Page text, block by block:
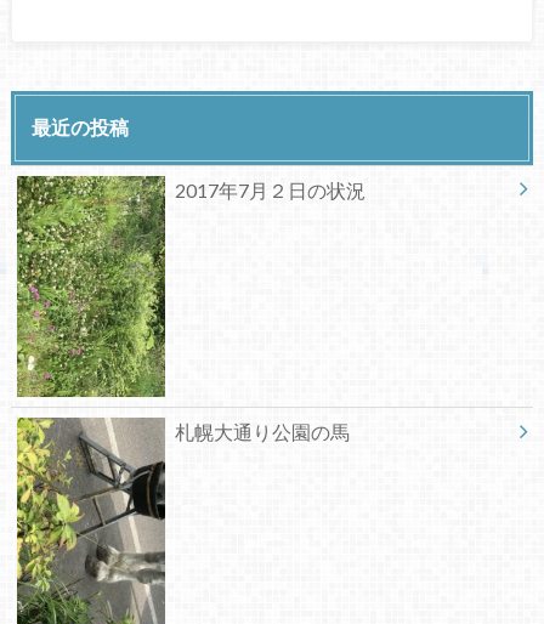
最近の投稿
2017年7月２日の状況
札幌大通り公園の馬